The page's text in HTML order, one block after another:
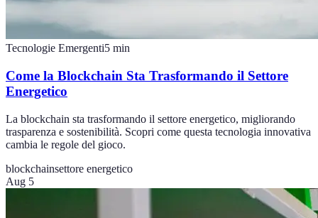
Tecnologie Emergenti5 min
Come la Blockchain Sta Trasformando il Settore
Energetico
La blockchain sta trasformando il settore energetico, migliorando
trasparenza e sostenibilità. Scopri come questa tecnologia innovativa
cambia le regole del gioco.
blockchainsettore energetico
Aug 5